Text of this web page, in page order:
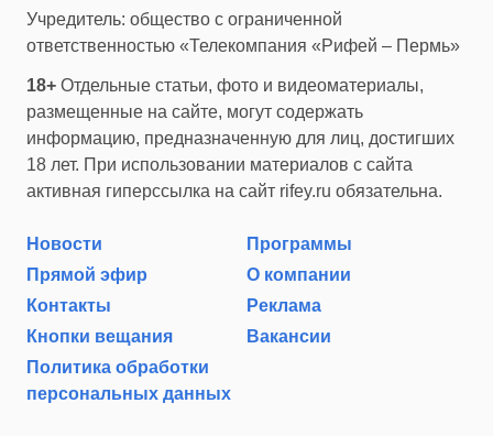
Учредитель: общество с ограниченной
ответственностью «Телекомпания «Рифей – Пермь»
18+ Отдельные статьи, фото и видеоматериалы,
размещенные на сайте, могут содержать
информацию, предназначенную для лиц, достигших
18 лет. При использовании материалов с сайта
активная гиперссылка на сайт rifey.ru обязательна.
Новости
Программы
Прямой эфир
О компании
Контакты
Реклама
Кнопки вещания
Вакансии
Политика обработки
персональных данных